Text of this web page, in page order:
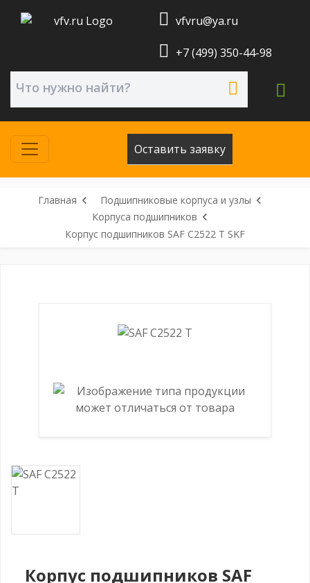
vfvru@ya.ru
+7 (499) 350-44-98
Оставить заявку
Главная
Подшипниковые корпуса и узлы
Корпуса подшипников
Корпус подшипников SAF C2522 T SKF
Корпус подшипников SAF